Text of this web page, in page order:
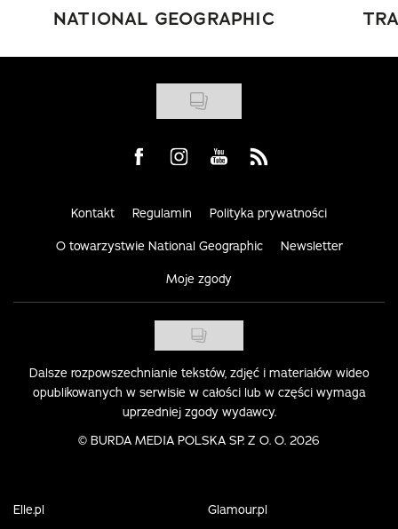
NATIONAL GEOGRAPHIC
Visit us on Facebook
Visit us on Instagram
Visit us on Youtube
Visit us on Rss
Kontakt Regulamin Polityka prywatności
O towarzystwie National Geographic Newsletter
Moje zgody
Dalsze rozpowszechnianie tekstów, zdjęć i materiałów wideo
opublikowanych w serwisie w całości lub w części wymaga
uprzedniej zgody wydawcy.
© BURDA MEDIA POLSKA SP. Z O. O. 2026
Elle.pl
Glamour.pl